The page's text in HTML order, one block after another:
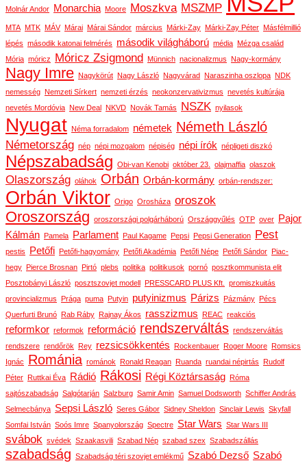
Molnár Andor Monarchia Moore Moszkva MSZMP
MTA MTK MÁV Márai Márai Sándor március Márki-Zay Márki-Zay Péter Másfélmillió
lépés második katonai felmérés második világháború média Mézga család
Mória móricz Móricz Zsigmond Münnich nacionalizmus Nagy-kormány
Nagy Imre Nagykörút Nagy László Nagyvárad Naraszinha oszlopa NDK
nemesség Nemzeti Sírkert nemzeti érzés neokonzervativizmus nevetés kultúrája
nevetés Mordóvia New Deal NKVD Novák Tamás NSZK nyilasok
Nyugat Néma forradalom németek Németh László
Németország nép népi mozgalom népiség népi írók népligeti diszkó
Népszabadság Obi-van Kenobi október 23. olajmaffia olaszok
Olaszország oláhok Orbán Orbán-kormány orbán-rendszer:
Orbán Viktor Origo Orosháza oroszok
Oroszország oroszországi polgárháború Országgyűlés OTP over
Pajor
Kálmán Pamela Parlament Paul Kagame Pepsi Pepsi Generation Pest
pestis Petőfi Petőfi-hagyomány Petőfi Akadémia Petőfi Népe Petőfi Sándor Piac-
hegy Pierce Brosnan Pirtó plebs politika politikusok pornó posztkommunista elit
Posztobányi László posztszovjet modell PRESSCARD PLUS Kft.
promiszkuitás
provincializmus Prága puma Putyin putyinizmus Párizs Pázmány Pécs
Querfurti Brunó Rab Ráby Rajnay Ákos rasszizmus REAC reakciós
reformkor reformok reformáció rendszerváltás rendszerváltás
rendszere rendőrök Rey rezsicsökkentés Rockenbauer Roger Moore Romsics
Ignác
Románia románok Ronald Reagan Ruanda ruandai népirtás Rudolf
Péter Ruttkai Éva Rádió Rákosi Régi Köztársaság Róma
sajtószabadság Salgótarján Salzburg Samir Amin Samuel Dodsworth Schiffer András
Selmecbánya Sepsi László Seres Gábor Sidney Sheldon Sinclair Lewis Skyfall
Somfai István Soós Imre Spanyolország Spectre Star Wars Star Wars III
svábok svédek Szaakasvili Szabad Nép szabad szex Szabadszállás
szabadság Szabadság téri szovjet emlékmű Szabó Dezső Szabó